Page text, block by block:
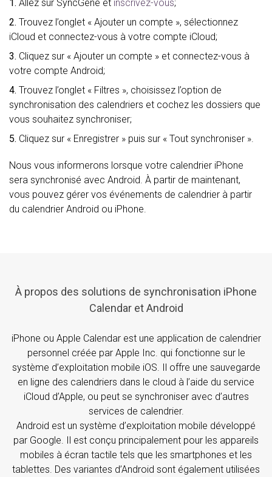
1. Allez sur SyncGene et inscrivez-vous;
2. Trouvez l’onglet « Ajouter un compte », sélectionnez
iCloud et connectez-vous à votre compte iCloud;
3. Cliquez sur « Ajouter un compte » et connectez-vous à
votre compte Android;
4. Trouvez l’onglet « Filtres », choisissez l’option de
synchronisation des calendriers et cochez les dossiers que
vous souhaitez synchroniser;
5. Cliquez sur « Enregistrer » puis sur « Tout synchroniser ».
Nous vous informerons lorsque votre calendrier iPhone
sera synchronisé avec Android. À partir de maintenant,
vous pouvez gérer vos événements de calendrier à partir
du calendrier Android ou iPhone.
À propos des solutions de synchronisation iPhone
Calendar et Android
iPhone ou Apple Calendar est une application de calendrier
personnel créée par Apple Inc. qui fonctionne sur le
système d’exploitation mobile iOS. Il offre une sauvegarde
en ligne des calendriers dans le cloud à l’aide du service
iCloud d’Apple, ou peut se synchroniser avec d’autres
services de calendrier.
Android est un système d’exploitation mobile développé
par Google. Il est conçu principalement pour les appareils
mobiles à écran tactile tels que les smartphones et les
tablettes. Des variantes d’Android sont également utilisées